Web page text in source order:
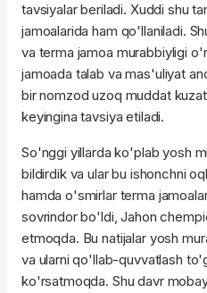
tavsiyalar beriladi. Xuddi shu
jamoalarida ham qo'llaniladi.
va terma jamoa murabbiyligi
jamoada talab va mas'uliyat
bir nomzod uzoq muddat
keyingina tavsiya etiladi.
So'nggi yillarda ko'plab yosh
bildirdik va ular bu ishonchni
hamda o'smirlar terma
sovrindor bo'ldi, Jahon
etmoqda. Bu natijalar yosh
va ularni qo'llab-quvvatlash
ko'rsatmoqda. Shu davr